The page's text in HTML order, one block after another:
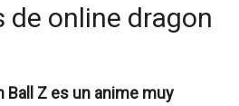
de online dragon
Ball Z es un anime muy